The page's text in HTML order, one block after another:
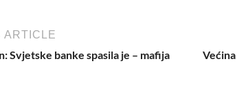
ARTICLE
Svjetske banke spasila je – mafija